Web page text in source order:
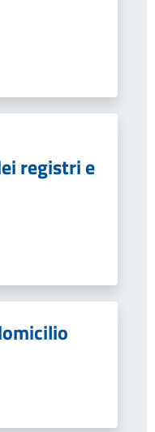
registri e